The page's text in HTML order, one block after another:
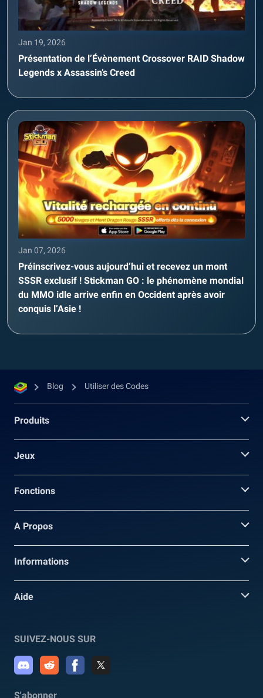
Jan 19, 2026
Présentation de l’Évènement Crossover RAID Shadow
Legends x Assassin’s Creed
Jan 07, 2026
Préinscrivez-vous aujourd’hui et recevez un mont
SSSR exclusif ! Stickman GO : le phénomène mondial
du MMO idle arrive enfin en Occident après avoir
conquis l’Asie !
Blog Utiliser des Codes
Produits
Jeux
Fonctions
A Propos
Informations
Aide
SUIVEZ-NOUS SUR
S'abonner